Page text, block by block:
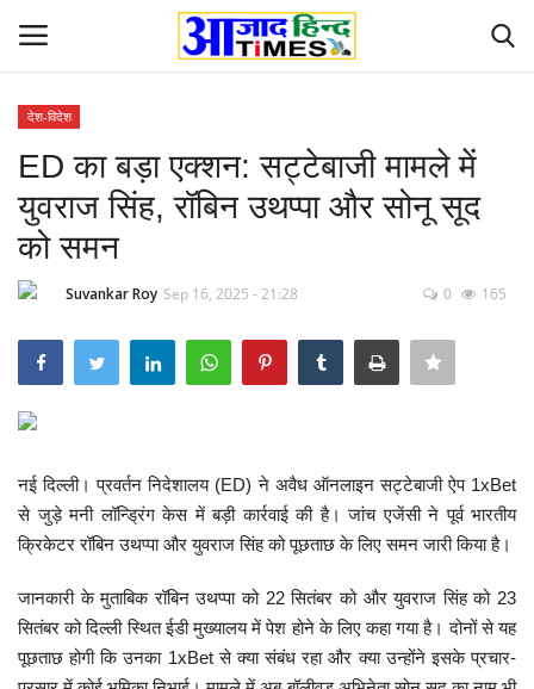
Home
Contact
दुनिया
सेहत
देश-विदेश
ED का बड़ा एक्शन: सट्टेबाजी मामले में
युवराज सिंह, रॉबिन उथप्पा और सोनू सूद
को समन
Suvankar Roy Sep 16, 2025 - 21:28 0 165
नई दिल्ली। प्रवर्तन निदेशालय (ED) ने अवैध ऑनलाइन सट्टेबाजी ऐप 1xBet
से जुड़े मनी लॉन्ड्रिंग केस में बड़ी कार्रवाई की है। जांच एजेंसी ने पूर्व भारतीय
क्रिकेटर रॉबिन उथप्पा और युवराज सिंह को पूछताछ के लिए समन जारी किया है।
जानकारी के मुताबिक रॉबिन उथप्पा को 22 सितंबर को और युवराज सिंह को 23
सितंबर को दिल्ली स्थित ईडी मुख्यालय में पेश होने के लिए कहा गया है। दोनों से यह
पूछताछ होगी कि उनका 1xBet से क्या संबंध रहा और क्या उन्होंने इसके प्रचार-